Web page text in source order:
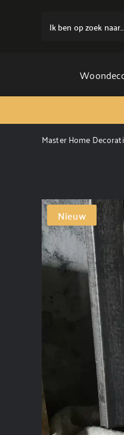
Ik ben op zoek naar...
Master Home
Nieuw